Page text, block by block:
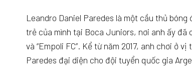
Leandro Daniel Paredes là một cầu thủ
trẻ của mình tại Boca Juniors, nơi anh ấy đã
và “Empoli FC”. Kể từ năm 2017, anh chơi ở
Paredes đại diện cho đội tuyển quốc gia